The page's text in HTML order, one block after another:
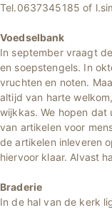
Tel.0637345185 of
Voedselbank
In september vraagt
en soepstengels. In
vruchten en noten.
altijd van harte
wijkkas. We hopen dat
van artikelen voor
de artikelen inleveren
hiervoor klaar. Alvast
Braderie
In de hal van de kerk